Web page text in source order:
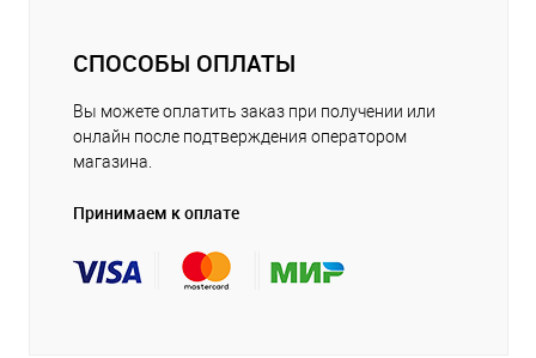
СПОСОБЫ ОПЛАТЫ
Вы можете оплатить заказ при получении или
онлайн после подтверждения оператором
магазина.
Принимаем к оплате